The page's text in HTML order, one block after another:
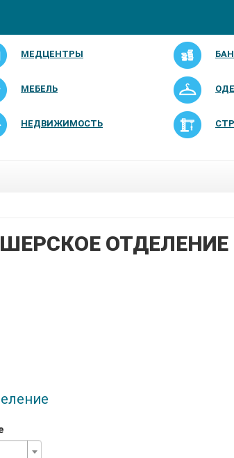
МЕДЦЕНТРЫ
МЕБЕЛЬ
НЕДВИЖИМОСТЬ
ОТДЕЛЕНИЕ